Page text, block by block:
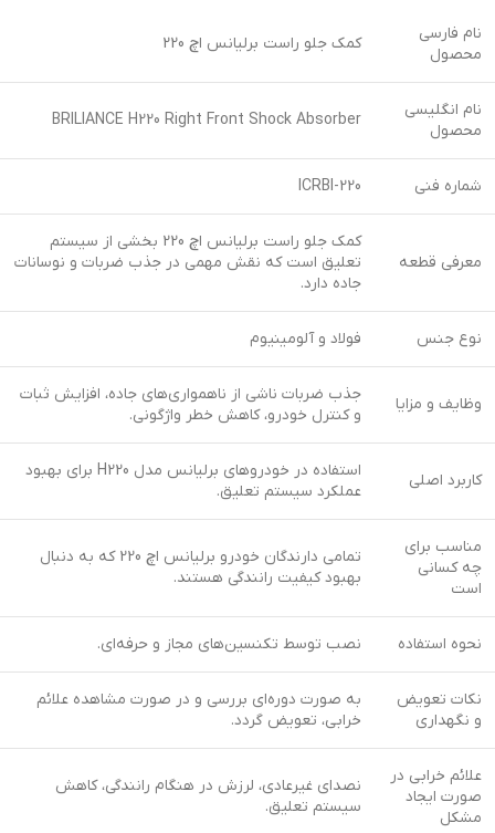
نام فارسی
محصول
کمک جلو راست برلیانس اچ 220
نام انگلیسی
محصول
BRILIANCE H220 Right Front Shock Absorber
شماره فنی ICRBI-220
معرفی قطعه
کمک جلو راست برلیانس اچ 220 بخشی از سیستم
تعلیق است که نقش مهمی در جذب ضربات و نوسانات
جاده دارد.
نوع جنس فولاد و آلومینیوم
وظایف و مزایا
جذب ضربات ناشی از ناهمواری‌های جاده، افزایش ثبات
و کنترل خودرو، کاهش خطر واژگونی.
کاربرد اصلی
استفاده در خودروهای برلیانس مدل H220 برای بهبود
عملکرد سیستم تعلیق.
مناسب برای
چه کسانی
است
تمامی دارندگان خودرو برلیانس اچ 220 که به دنبال
بهبود کیفیت رانندگی هستند.
نحوه استفاده نصب توسط تکنسین‌های مجاز و حرفه‌ای.
نکات تعویض
و نگهداری
به صورت دوره‌ای بررسی و در صورت مشاهده علائم
خرابی، تعویض گردد.
علائم خرابی در
صورت ایجاد
مشکل
نصدای غیرعادی، لرزش در هنگام رانندگی، کاهش
سیستم تعلیق.